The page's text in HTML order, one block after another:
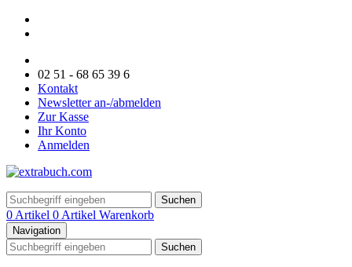
02 51 - 68 65 39 6
Kontakt
Newsletter an-/abmelden
Zur Kasse
Ihr Konto
Anmelden
Suchen
0 Artikel 0 Artikel Warenkorb
Navigation
Suchen